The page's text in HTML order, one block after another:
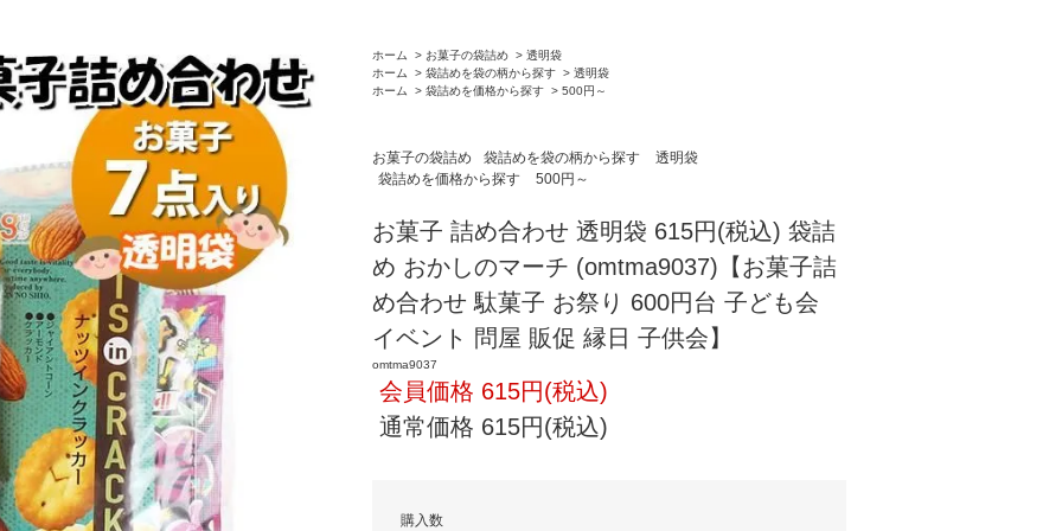
ホーム > お菓子の袋詰め > 透明袋
ホーム
> 袋詰めを袋の柄から探す > 透明袋
ホーム
> 袋詰めを価格から探す > 500円～
お菓子の袋詰め 袋詰めを袋の柄から探す
透明袋
袋詰めを価格から探す
500円～
お菓子 詰め合わせ 透明袋 615円(税込) 袋詰
め おかしのマーチ (omtma9037)【お菓子詰
め合わせ 駄菓子 お祭り 600円台 子ども会
イベント 問屋 販促 縁日 子供会】
omtma9037
会員価格 615円(税込)
通常価格 615円(税込)
購入数